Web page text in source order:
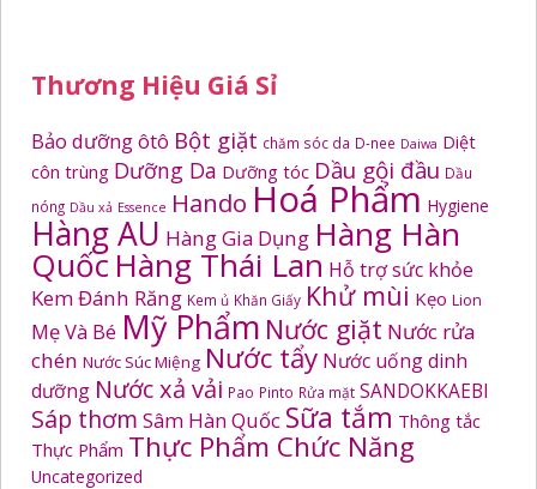
Thương Hiệu Giá Sỉ
Bảo dưỡng ôtô Bột giặt chăm sóc da D-nee Daiwa Diệt
côn trùng Dưỡng Da Dưỡng tóc Dầu gội đầu Dầu
nóng Dầu xả Essence Hando Hoá Phẩm Hygiene
Hàng AU Hàng Gia Dụng Hàng Hàn
Quốc Hàng Thái Lan Hỗ trợ sức khỏe
Kem Đánh Răng Kem ủ Khăn Giấy Khử mùi Kẹo Lion
Mẹ Và Bé Mỹ Phẩm Nước giặt Nước rửa
chén Nước Súc Miệng Nước tẩy Nước uống dinh
dưỡng Nước xả vải Pao Pinto Rửa mặt SANDOKKAEBI
Sáp thơm Sâm Hàn Quốc Sữa tắm Thông tắc
Thực Phẩm Thực Phẩm Chức Năng
Uncategorized